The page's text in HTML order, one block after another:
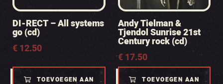
DI-RECT – All systems
go (cd)
€12.50
TOEVOEGEN AAN
Andy Tielman &
Tjendol Sunrise 21st
Century rock (cd)
€17.50
TOEVOEGEN AAN